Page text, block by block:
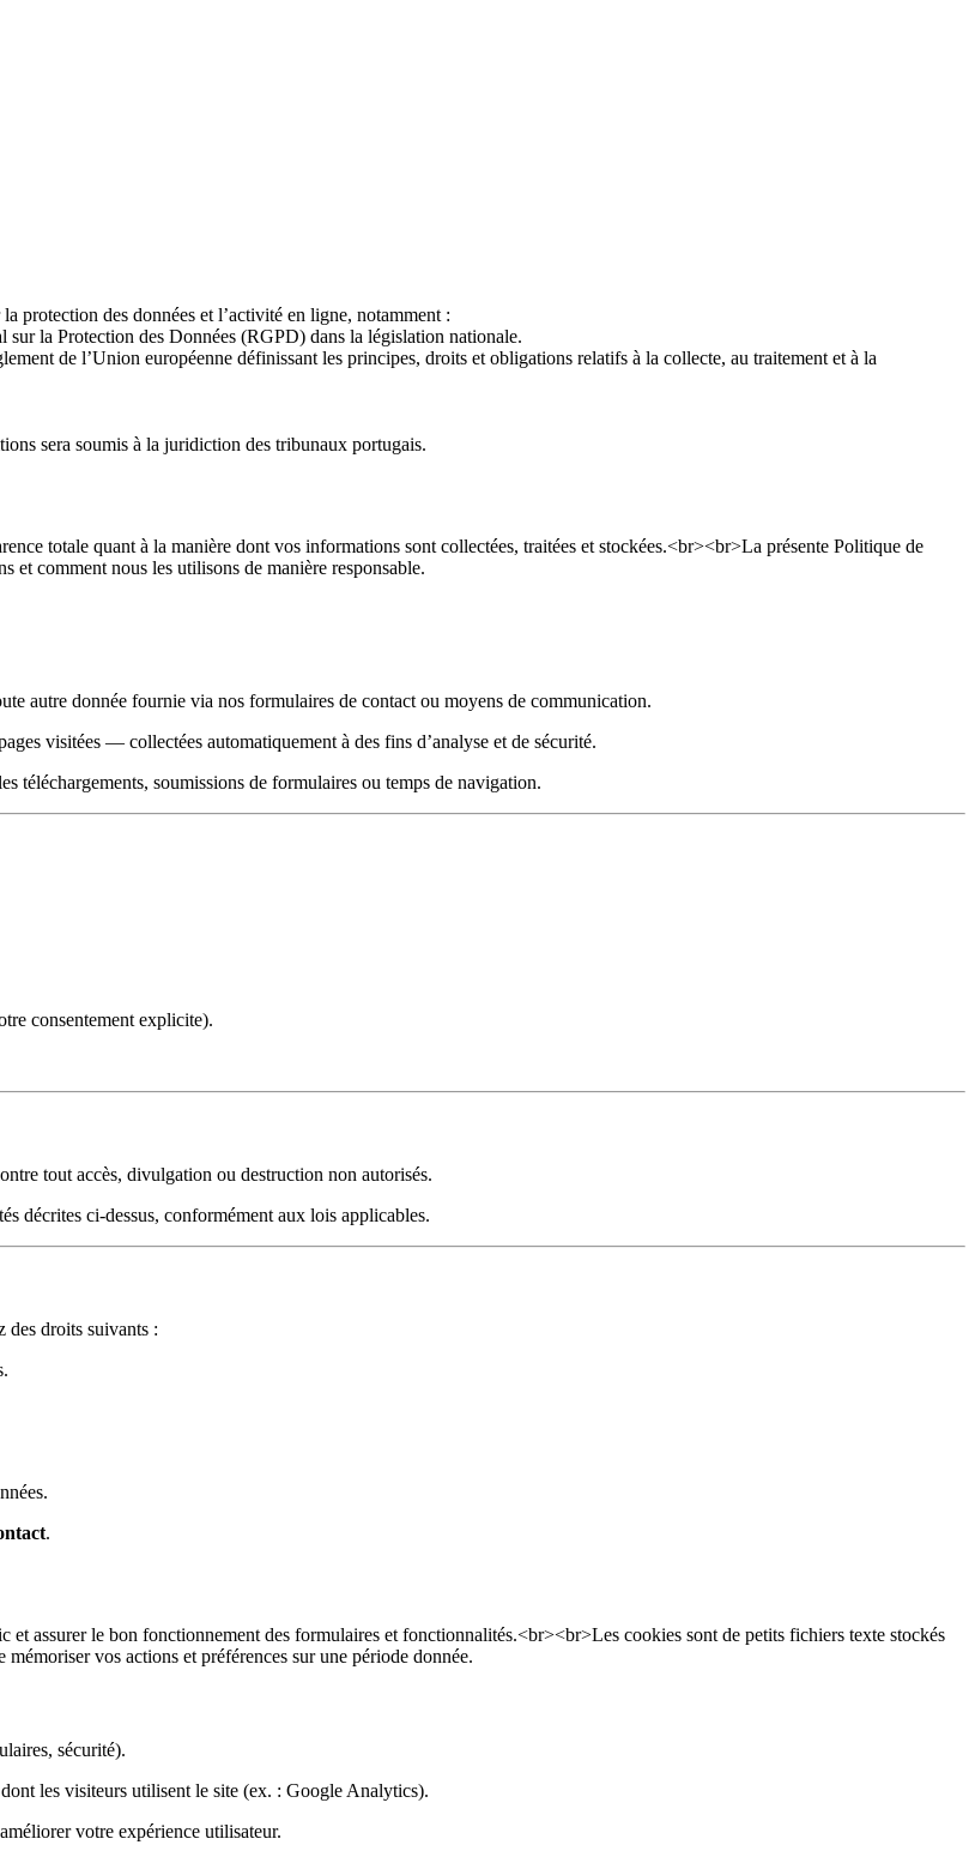
protection des données et l’activité en ligne, notamment :
la Protection des Données (RGPD) dans la législation nationale.
de l’Union européenne définissant les principes, droits et obligations relatifs à la collecte, au traitement et à la
sera soumis à la juridiction des tribunaux portugais.
totale quant à la manière dont vos informations sont collectées, traitées et stockées.<br><br>La présente Politique de
et comment nous les utilisons de manière responsable.
autre donnée fournie via nos formulaires de contact ou moyens de communication.
visitées — collectées automatiquement à des fins d’analyse et de sécurité.
téléchargements, soumissions de formulaires ou temps de navigation.
consentement explicite).
tout accès, divulgation ou destruction non autorisés.
décrites ci-dessus, conformément aux lois applicables.
des droits suivants :
.
assurer le bon fonctionnement des formulaires et fonctionnalités.<br><br>Les cookies sont de petits fichiers texte stockés
vos actions et préférences sur une période donnée.
sécurité).
les visiteurs utilisent le site (ex. : Google Analytics).
votre expérience utilisateur.